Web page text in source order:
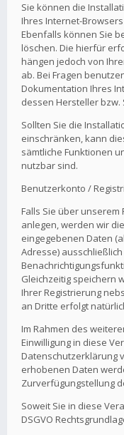
Sie können die
Ihres Internet-
Ebenfalls können Sie
löschen. Die hierfür
hängen jedoch von
ab. Bei Fragen
Dokumentation Ihres
dessen Hersteller bzw.
Sollten Sie die
einschränken, kann
sämtliche Funktionen
nutzbar sind.
Benutzerkonto /
Falls Sie über
anlegen, werden wir
eingegebenen Daten
Adresse)
Gleichzeitig speichern
Ihrer Registrierung
an Dritte erfolgt
Im Rahmen des
Einwilligung in diese
Datenschutzerklärung
erhobenen Daten
Zurverfügungstellung
Soweit Sie in diese
DSGVO